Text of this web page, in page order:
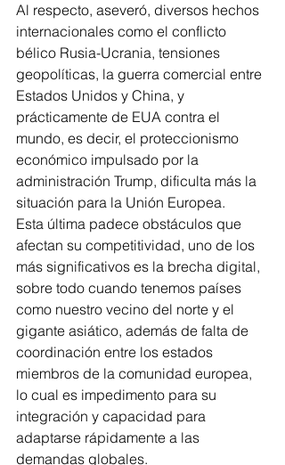
Al respecto, aseveró, diversos hechos
internacionales como el conflicto
bélico Rusia-Ucrania, tensiones
geopolíticas, la guerra comercial entre
Estados Unidos y China, y
prácticamente de EUA contra el
mundo, es decir, el proteccionismo
económico impulsado por la
administración Trump, dificulta más la
situación para la Unión Europea.
Esta última padece obstáculos que
afectan su competitividad, uno de los
más significativos es la brecha digital,
sobre todo cuando tenemos países
como nuestro vecino del norte y el
gigante asiático, además de falta de
coordinación entre los estados
miembros de la comunidad europea,
lo cual es impedimento para su
integración y capacidad para
adaptarse rápidamente a las
demandas globales.